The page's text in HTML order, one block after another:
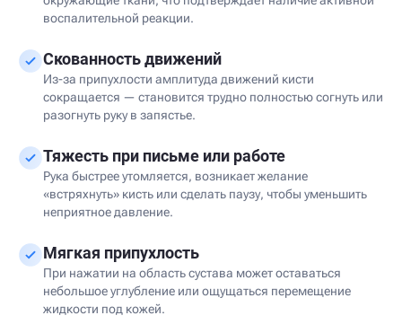
воспалительной реакции.
Скованность движений
Из-за припухлости амплитуда движений кисти
сокращается — становится трудно полностью согнуть или
разогнуть руку в запястье.
Тяжесть при письме или работе
Рука быстрее утомляется, возникает желание
«встряхнуть» кисть или сделать паузу, чтобы уменьшить
неприятное давление.
Мягкая припухлость
При нажатии на область сустава может оставаться
небольшое углубление или ощущаться перемещение
жидкости под кожей.